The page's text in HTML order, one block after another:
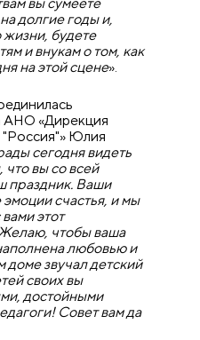
вы сумеете
долгие годы и,
жизни, будете
и внукам о том, как
на этой сцене».
АНО «Дирекция
Юлия
сегодня видеть
что вы со всей
праздник. Ваши
счастья, и мы
этот
чтобы ваша
любовью и
доме звучал детский
своих вы
достойными
Совет вам да